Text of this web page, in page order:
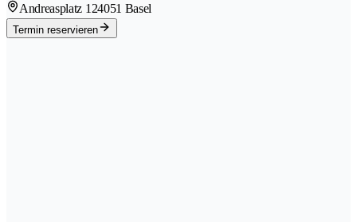
Andreasplatz 124051 Basel
Termin reservieren